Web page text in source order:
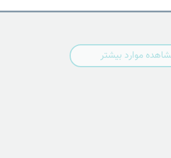
موارد بیشتر